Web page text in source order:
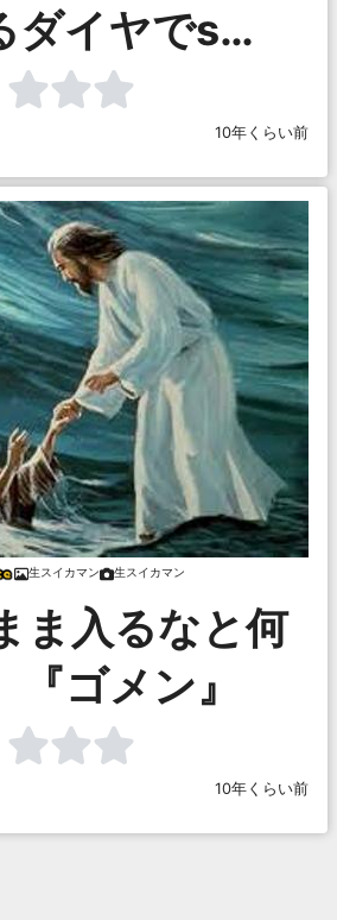
ダイヤでs…
10年くらい前
生スイカマン 生スイカマン
ま入るなと何
『ゴメン』
10年くらい前